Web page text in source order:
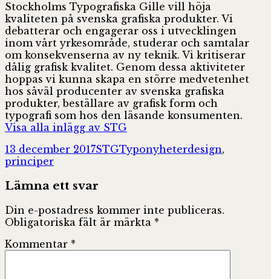
Stockholms Typografiska Gille vill höja
kvaliteten på svenska grafiska produkter. Vi
debatterar och engagerar oss i utvecklingen
inom vårt yrkesområde, studerar och samtalar
om konsekvenserna av ny teknik. Vi kritiserar
dålig grafisk kvalitet. Genom dessa aktiviteter
hoppas vi kunna skapa en större medvetenhet
hos såväl producenter av svenska grafiska
produkter, beställare av grafisk form och
typografi som hos den läsande konsumenten.
Visa alla inlägg av STG
Postat
13 december 2017Författare
STGKategorier
TyponyheterTaggar
design,
principer
Lämna ett svar
Din e-postadress kommer inte publiceras.
Obligatoriska fält är märkta *
Kommentar *